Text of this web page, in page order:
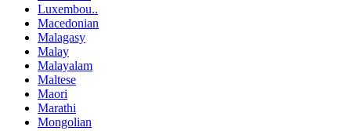
Luxembou..
Macedonian
Malagasy
Malay
Malayalam
Maltese
Maori
Marathi
Mongolian